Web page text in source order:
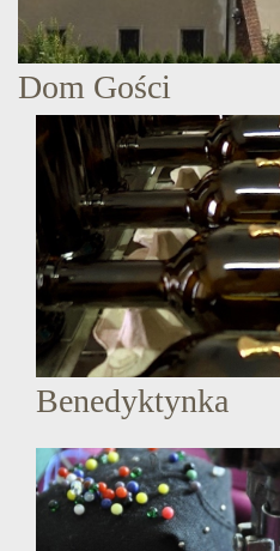
Dom Gości
Benedyktynka